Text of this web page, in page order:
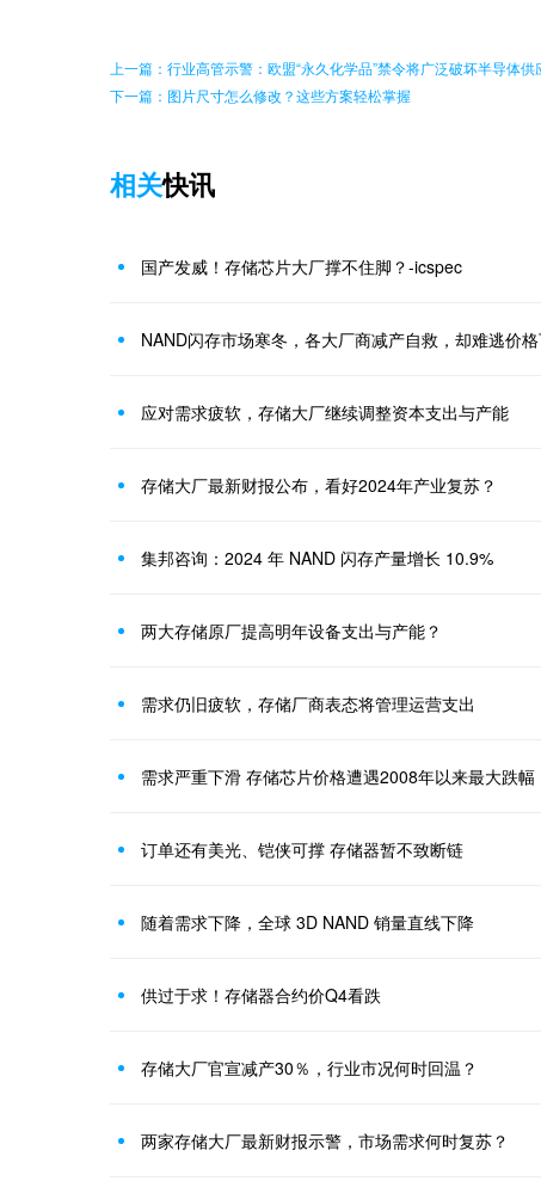
上一篇：行业高管示警：欧盟“永久化学品”禁令将广泛破坏半导体供
下一篇：图片尺寸怎么修改？这些方案轻松掌握
相关快讯
国产发威！存储芯片大厂撑不住脚？-icspec
NAND闪存市场寒冬，各大厂商减产自救，却难逃价
应对需求疲软，存储大厂继续调整资本支出与产能
存储大厂最新财报公布，看好2024年产业复苏？
集邦咨询：2024 年 NAND 闪存产量增长 10.9%
两大存储原厂提高明年设备支出与产能？
需求仍旧疲软，存储厂商表态将管理运营支出
需求严重下滑 存储芯片价格遭遇2008年以来最大跌幅
订单还有美光、铠侠可撑 存储器暂不致断链
随着需求下降，全球 3D NAND 销量直线下降
供过于求！存储器合约价Q4看跌
存储大厂官宣减产30％，行业市况何时回温？
两家存储大厂最新财报示警，市场需求何时复苏？